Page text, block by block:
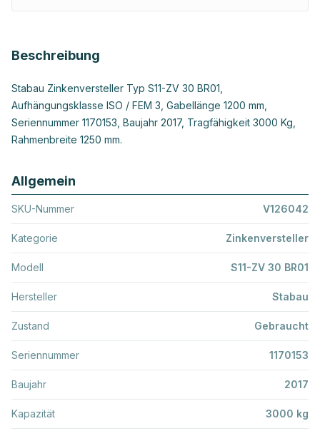
Beschreibung
Stabau Zinkenversteller Typ S11-ZV 30 BR01,
Aufhängungsklasse ISO / FEM 3, Gabellänge 1200 mm,
Seriennummer 1170153, Baujahr 2017, Tragfähigkeit 3000 Kg,
Rahmenbreite 1250 mm.
Allgemein
SKU-Nummer V126042
Kategorie Zinkenversteller
Modell S11-ZV 30 BR01
Hersteller Stabau
Zustand Gebraucht
Seriennummer 1170153
Baujahr 2017
Kapazität 3000 kg